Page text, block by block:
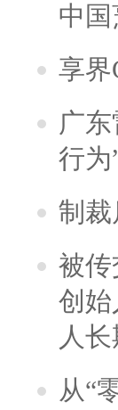
中
享界
广
行为
制
被
创始
人
从“